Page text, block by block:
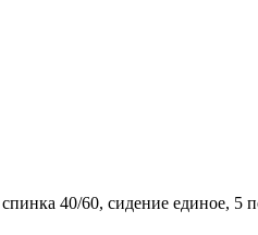
40/60, сидение единое,